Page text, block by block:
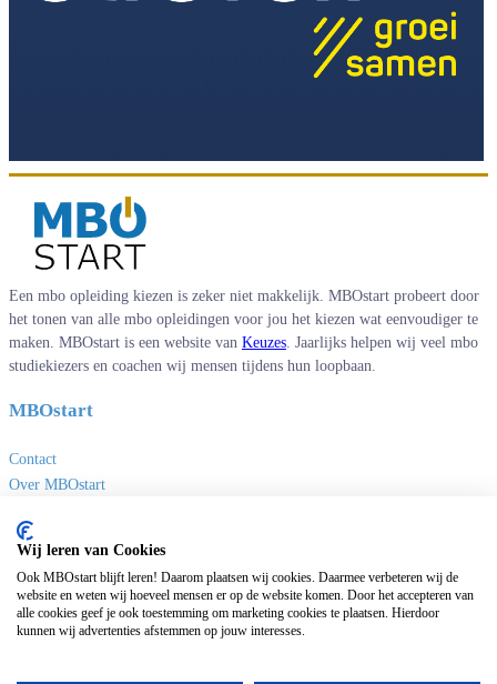
Een mbo opleiding kiezen is zeker niet makkelijk. MBOstart probeert door
het tonen van alle mbo opleidingen voor jou het kiezen wat eenvoudiger te
maken. MBOstart is een website van Keuzes . Jaarlijks helpen wij veel mbo
studiekiezers en coachen wij mensen tijdens hun loopbaan.
MBOstart
Contact
Over MBOstart
Disclaimer en privacy
MBO links
Sites van Keuzes
Wij leren van Cookies
Ook MBOstart blijft leren! Daarom plaatsen wij cookies. Daarmee verbeteren wij de
website en weten wij hoeveel mensen er op de website komen. Door het accepteren van
alle cookies geef je ook toestemming om marketing cookies te plaatsen. Hierdoor
kunnen wij advertenties afstemmen op jouw interesses.